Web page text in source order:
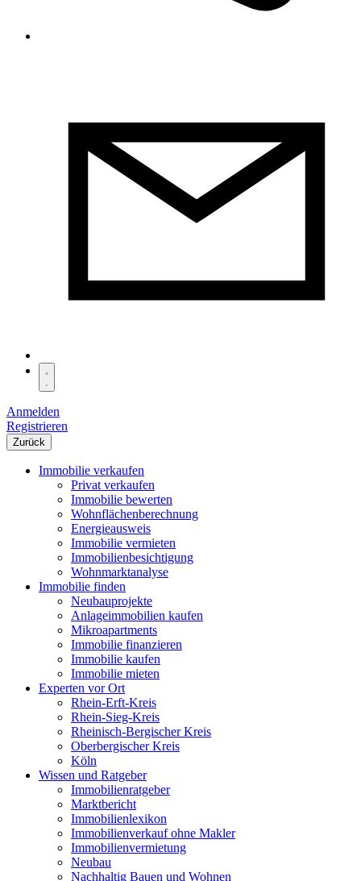
Anmelden
Registrieren
Zurück
Immobilie verkaufen
Privat verkaufen
Immobilie bewerten
Wohnflächenberechnung
Energieausweis
Immobilie vermieten
Immobilienbesichtigung
Wohnmarktanalyse
Immobilie finden
Neubauprojekte
Anlageimmobilien kaufen
Mikroapartments
Immobilie finanzieren
Immobilie kaufen
Immobilie mieten
Experten vor Ort
Rhein-Erft-Kreis
Rhein-Sieg-Kreis
Rheinisch-Bergischer Kreis
Oberbergischer Kreis
Köln
Wissen und Ratgeber
Immobilienratgeber
Marktbericht
Immobilienlexikon
Immobilienverkauf ohne Makler
Immobilienvermietung
Neubau
Nachhaltig Bauen und Wohnen